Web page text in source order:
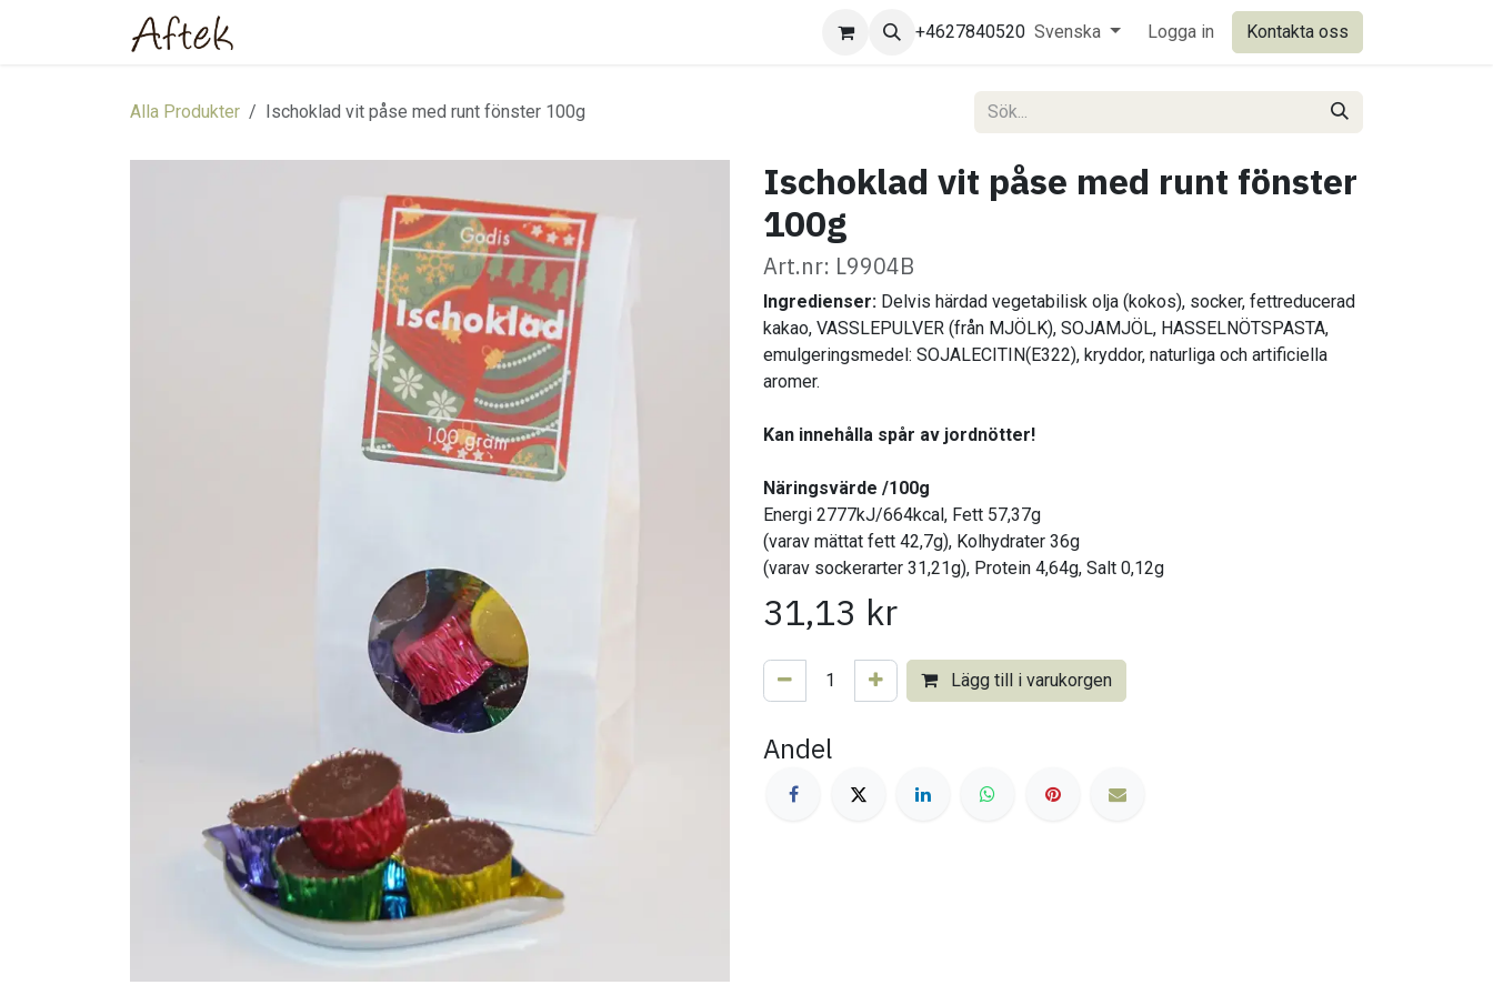
+4627840520 Svenska Logga in Kontakta oss
Alla Produkter Ischoklad vit påse med runt fönster 100g
Ischoklad vit påse med runt fönster
100g
Art.nr: L9904B
Ingredienser: Delvis härdad vegetabilisk olja (kokos), socker, fettreducerad
kakao, VASSLEPULVER (från MJÖLK), SOJAMJÖL, HASSELNÖTSPASTA,
emulgeringsmedel: SOJALECITIN(E322), kryddor, naturliga och artificiella
aromer.
Kan innehålla spår av jordnötter!
Näringsvärde /100g
Energi 2777kJ/664kcal, Fett 57,37g
(varav mättat fett 42,7g), Kolhydrater 36g
(varav sockerarter 31,21g), Protein 4,64g, Salt 0,12g
31,13 kr
Lägg till i varukorgen
Andel